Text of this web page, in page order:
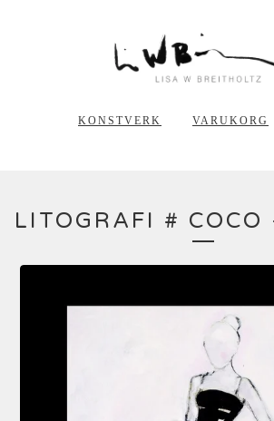
KONSTVERK VARUKORG
LITOGRAFI #